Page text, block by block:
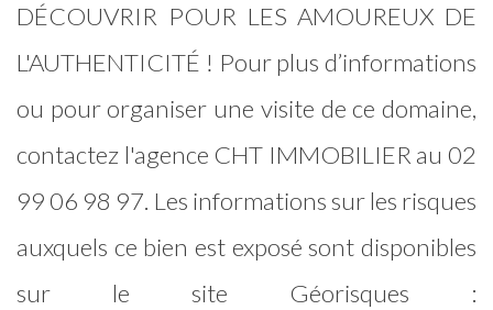
DÉCOUVRIR POUR LES AMOUREUX DE
L'AUTHENTICITÉ ! Pour plus d’informations
ou pour organiser une visite de ce domaine,
contactez l'agence CHT IMMOBILIER au 02
99 06 98 97. Les informations sur les risques
auxquels ce bien est exposé sont disponibles
sur le site Géorisques :